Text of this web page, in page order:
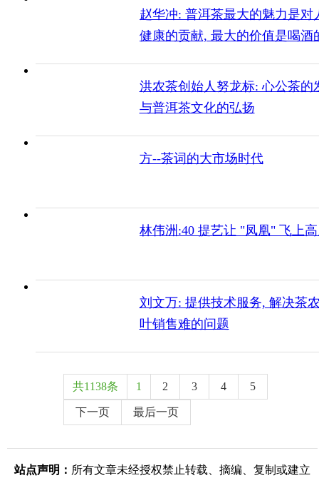
赵华冲: 普洱茶最大的魅力是对
健康的贡献, 最大的价值是喝酒
洪农茶创始人努龙标: 心公茶的
与普洱茶文化的弘扬
方--茶词的大市场时代
林伟洲:40 提艺让 "凤凰" 飞上
刘文万: 提供技术服务, 解决茶
叶销售难的问题
共1138条 1 2 3 4 5
下一页 最后一页
站点声明： 所有文章未经授权禁止转载、摘编、复制或建立